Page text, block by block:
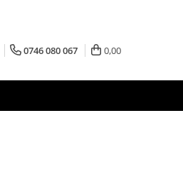
0746 080 067 0,00